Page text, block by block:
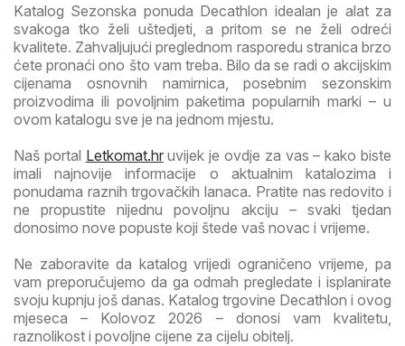
Katalog Sezonska ponuda Decathlon idealan je alat za
svakoga tko želi uštedjeti, a pritom se ne želi odreći
kvalitete. Zahvaljujući preglednom rasporedu stranica brzo
ćete pronaći ono što vam treba. Bilo da se radi o akcijskim
cijenama osnovnih namirnica, posebnim sezonskim
proizvodima ili povoljnim paketima popularnih marki – u
ovom katalogu sve je na jednom mjestu.
Naš portal Letkomat.hruvijek je ovdje za vas – kako biste
imali najnovije informacije o aktualnim katalozima i
ponudama raznih trgovačkih lanaca. Pratite nas redovito i
ne propustite nijednu povoljnu akciju – svaki tjedan
donosimo nove popuste koji štede vaš novac i vrijeme.
Ne zaboravite da katalog vrijedi ograničeno vrijeme, pa
vam preporučujemo da ga odmah pregledate i isplanirate
svoju kupnju još danas. Katalog trgovine Decathlon i ovog
mjeseca – Kolovoz 2026 – donosi vam kvalitetu,
raznolikost i povoljne cijene za cijelu obitelj.